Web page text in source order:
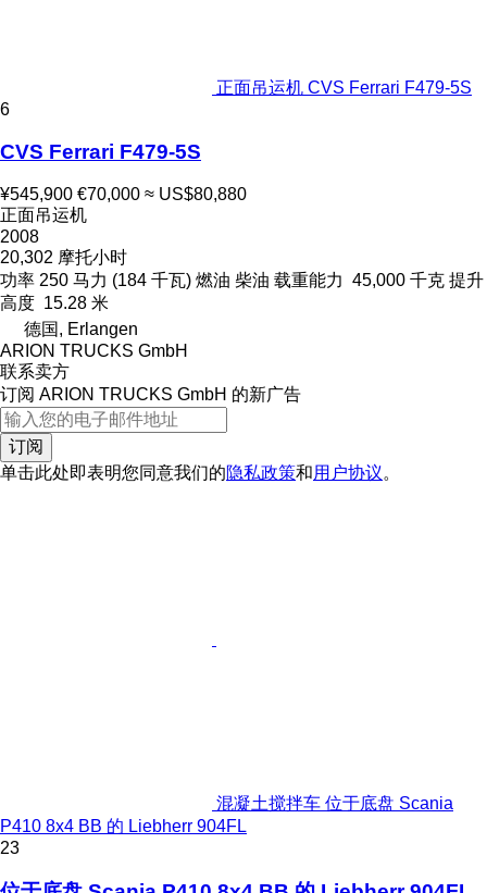
正面吊运机 CVS Ferrari F479-5S
6
CVS Ferrari F479-5S
¥545,900 €70,000 ≈ US$80,880
正面吊运机
2008
20,302 摩托小时
功率 250 马力 (184 千瓦) 燃油 柴油 载重能力 45,000 千克 提升
高度 15.28 米
德国, Erlangen
ARION TRUCKS GmbH
联系卖方
订阅 ARION TRUCKS GmbH 的新广告
订阅
单击此处即表明您同意我们的隐私政策和用户协议。
混凝土搅拌车 位于底盘 Scania
P410 8x4 BB 的 Liebherr 904FL
23